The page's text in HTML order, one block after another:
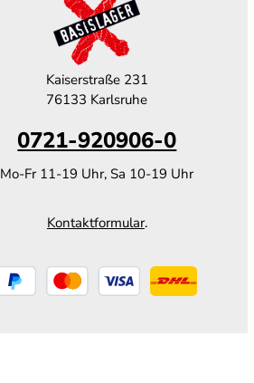
Kaiserstraße 231
76133 Karlsruhe
0721-920906-0
Mo-Fr 11-19 Uhr, Sa 10-19 Uhr
Kontaktformular.